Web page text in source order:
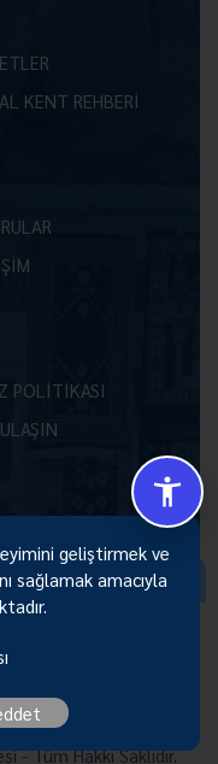
KENT REHBERİ
POLİTİKASI
- Tüm Hakkı Saklıdır.
Yardımcı Olabilirim 😊
geliştirmek ve
sağlamak amacıyla